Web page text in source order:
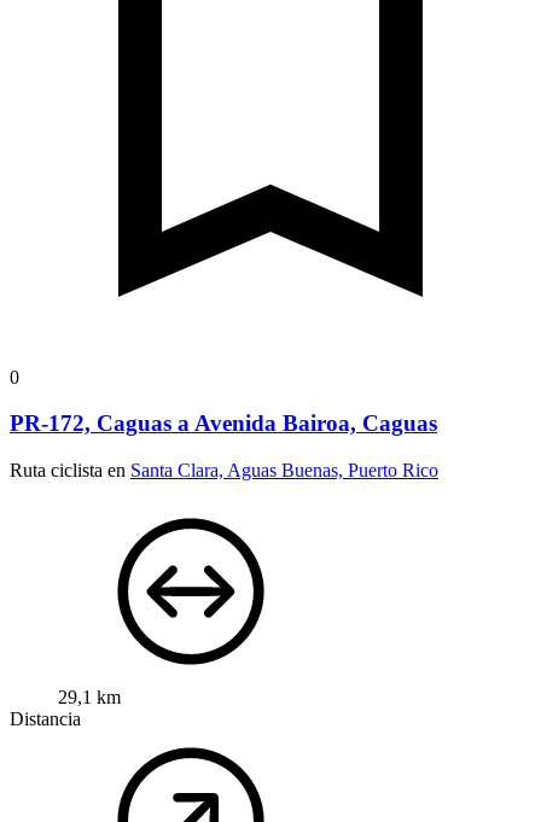
0
PR-172, Caguas a Avenida Bairoa, Caguas
Ruta ciclista en Santa Clara, Aguas Buenas, Puerto Rico
29,1 km
Distancia